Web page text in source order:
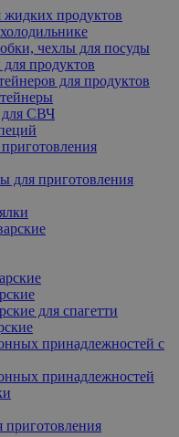
жидких продуктов
чехлы для посуды
продуктов
для продуктов
для СВЧ
для приготовления
для спагетти
принадлежностей с
принадлежностей
приготовления